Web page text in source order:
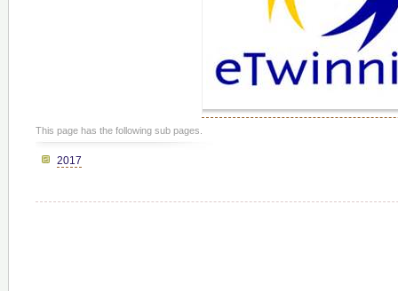
This page has the following sub pages.
2017